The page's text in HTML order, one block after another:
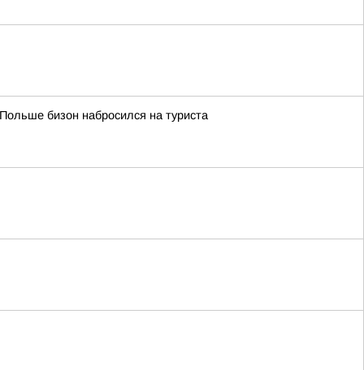
бизон набросился на туриста